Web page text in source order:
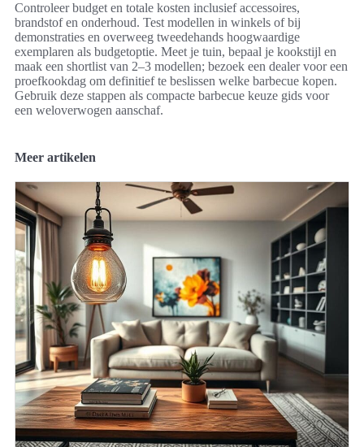
Controleer budget en totale kosten inclusief accessoires,
brandstof en onderhoud. Test modellen in winkels of bij
demonstraties en overweeg tweedehands hoogwaardige
exemplaren als budgetoptie. Meet je tuin, bepaal je kookstijl en
maak een shortlist van 2–3 modellen; bezoek een dealer voor een
proefkookdag om definitief te beslissen welke barbecue kopen.
Gebruik deze stappen als compacte barbecue keuze gids voor
een weloverwogen aanschaf.
Meer artikelen